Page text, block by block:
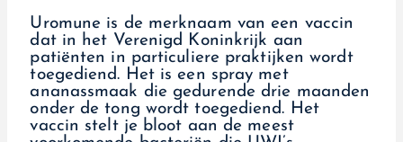
Uromune is de merknaam van een vaccin
dat in het Verenigd Koninkrijk aan
patiënten in particuliere praktijken wordt
toegediend. Het is een spray met
ananassmaak die gedurende drie maanden
onder de tong wordt toegediend. Het
vaccin stelt je bloot aan de meest